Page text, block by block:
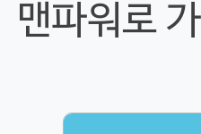
맨파워로